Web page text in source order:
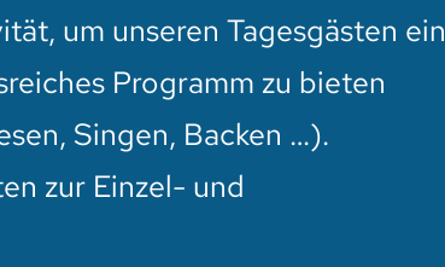
um unseren Tagesgästen ein
Programm zu bieten
Singen, Backen …).
zur Einzel- und